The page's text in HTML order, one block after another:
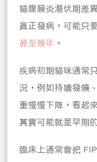
貓腹膜炎潛伏期差
真正發病，可能只
甚至幾年 。
疾病初期貓咪通常
況，例如持續發燒
重慢慢下降，看起
其實可能就是早期
臨床上通常會把